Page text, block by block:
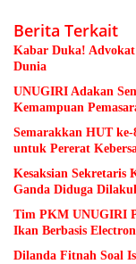
Berita Terkait
Kabar Duka!
Dunia
UNUGIRI Adakan
Kemampuan
Semarakkan HUT
untuk Pererat
Kesaksian Sekretaris
Ganda Diduga
Tim PKM UNUGIRI
Ikan Berbasis
Dilanda Fitnah Soal